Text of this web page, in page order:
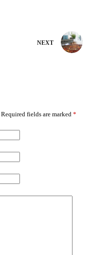
NEXT
Required fields are marked *